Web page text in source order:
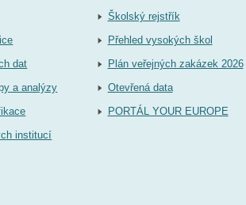
dat
a analýzy
institucí
Školský rejstřík
Přehled vysokých škol
Plán veřejných zakázek 2026
Otevřená data
PORTÁL YOUR EUROPE